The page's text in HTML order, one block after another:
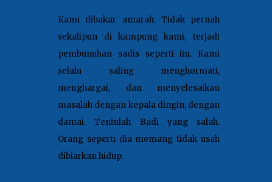
Kami dibakar amarah. Tidak pernah
sekalipun di kampung kami, terjadi
pembunuhan sadis seperti itu. Kami
selalu saling menghormati,
menghargai, dan menyelesaikan
masalah dengan kepala dingin, dengan
damai. Tentulah Badi yang salah.
Orang seperti dia memang tidak usah
dibiarkan hidup.